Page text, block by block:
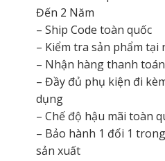
Đến 2 Năm
– Ship Code toàn quốc
– Kiểm tra sản phẩm tại
– Nhận hàng thanh
– Đầy đủ phụ kiện đi
dụng
– Chế độ hậu mãi toàn
– Bảo hành 1 đổi 1
sản xuất